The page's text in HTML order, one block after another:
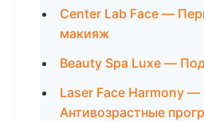
Center Lab Face —
макияж
Beauty Spa Luxe —
Laser Face Harmony —
Антивозрастные